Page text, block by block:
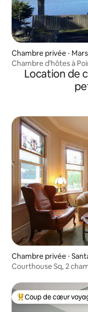
Chambre privée ⋅
Chambre d'hôtes à
Location de
Chambre privée ⋅
Courthouse Sq, 2
Coups de cœur
Coup de cœur